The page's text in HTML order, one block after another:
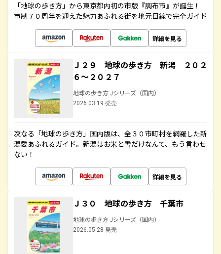
「地球の歩き方」から東京都内初の市版『調布市』が誕生！
市制７０周年を迎えた魅力あふれる街を地元目線で完全ガイド
詳細を見る
Ｊ２９ 地球の歩き方 新潟 ２０２
６～２０２７
地球の歩き方 Jシリーズ（国内）
2026.03.19 発売
次なる「地球の歩き方」国内版は、全３０市町村を網羅した新
潟愛あふれるガイド。新潟はお米と雪だけなんて、もう言わせ
ない！
詳細を見る
Ｊ３０ 地球の歩き方 千葉市
地球の歩き方 Jシリーズ（国内）
2026.05.28 発売